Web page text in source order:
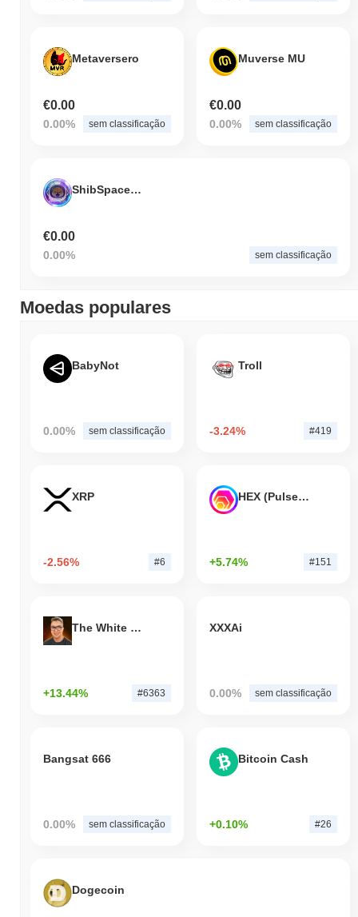
Metaversero
€0.00
0.00% sem classificação
Muverse MU
€0.00
0.00% sem classificação
ShibSpaceX Inu
€0.00
0.00% sem classificação
Moedas populares
BabyNot
0.00% sem classificação
Troll
-3.24% #419
XRP
-2.56% #6
HEX (Pulsechain)
+5.74% #151
The White Bull
+13.44% #6363
XXXAi
0.00% sem classificação
Bangsat 666
0.00% sem classificação
Bitcoin Cash
+0.10% #26
Dogecoin